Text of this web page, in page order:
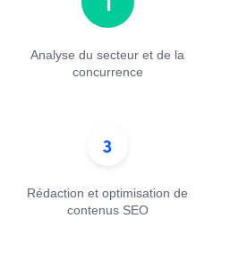
Analyse du secteur et de la
concurrence
Rédaction et optimisation de
contenus SEO